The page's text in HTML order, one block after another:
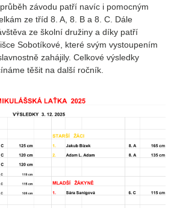
závodu patří navíc i pomocným
ze tříd 8. A, 8. B a 8. C. Dále
ze školní družiny a díky patří
Sobotíkové, které svým vystoupením
zahájily. Celkové výsledky
těšit na další ročník.